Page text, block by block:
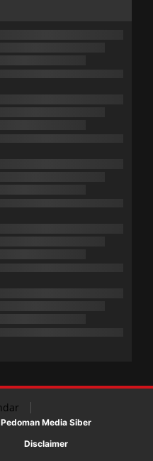
Pedoman Media Siber
Disclaimer